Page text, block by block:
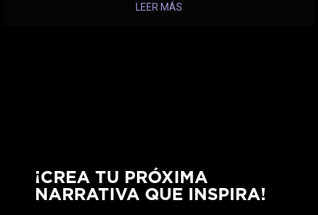
LEER MÁS
¡CREA TU PRÓXIMA
NARRATIVA QUE INSPIRA!